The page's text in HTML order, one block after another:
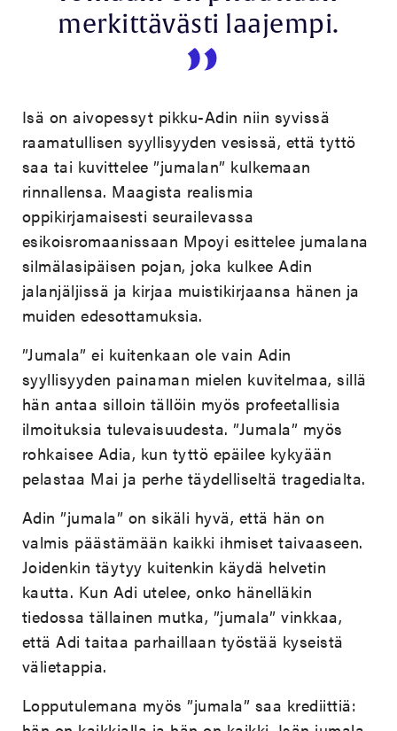
merkittävästi laajempi.
Isä on aivopessyt pikku-Adin niin syvissä
raamatullisen syyllisyyden vesissä, että tyttö
saa tai kuvittelee ”jumalan” kulkemaan
rinnallensa. Maagista realismia
oppikirjamaisesti seurailevassa
esikoisromaanissaan Mpoyi esittelee jumalana
silmälasipäisen pojan, joka kulkee Adin
jalanjäljissä ja kirjaa muistikirjaansa hänen ja
muiden edesottamuksia.
”Jumala” ei kuitenkaan ole vain Adin
syyllisyyden painaman mielen kuvitelmaa, sillä
hän antaa silloin tällöin myös profeetallisia
ilmoituksia tulevaisuudesta. ”Jumala” myös
rohkaisee Adia, kun tyttö epäilee kykyään
pelastaa Mai ja perhe täydelliseltä tragedialta.
Adin ”jumala” on sikäli hyvä, että hän on
valmis päästämään kaikki ihmiset taivaaseen.
Joidenkin täytyy kuitenkin käydä helvetin
kautta. Kun Adi utelee, onko hänelläkin
tiedossa tällainen mutka, ”jumala” vinkkaa,
että Adi taitaa parhaillaan työstää kyseistä
välietappia.
Lopputulemana myös ”jumala” saa krediittiä: